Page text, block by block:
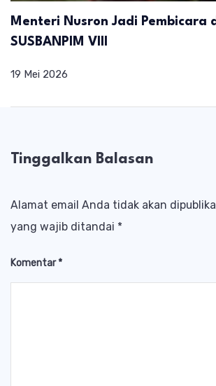
Menteri Nusron Jadi Pembicara
SUSBANPIM VIII
19 Mei 2026
Tinggalkan Balasan
Alamat email Anda tidak akan
yang wajib ditandai *
Komentar*